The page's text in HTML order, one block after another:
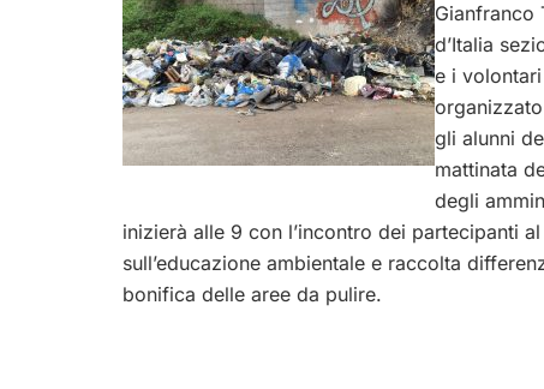
Gianfranco
d’Italia
e i
gli alunni
mattinata
degli
inizierà alle 9 con l’incontro dei partecipanti
sull’educazione ambientale e raccolta
bonifica delle aree da pulire.